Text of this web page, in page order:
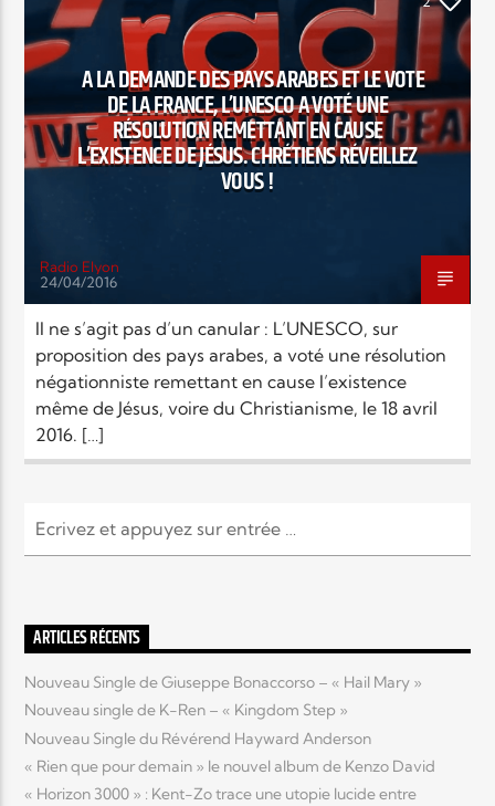
TITRE
ARTISTE
Elyon Rhema
Elyon Hits
Elyon Live
Elyon Kids
SOCIÉTÉ
A LA DEMANDE DES PAYS ARABES ET LE VOTE
DE LA FRANCE, L’UNESCO A VOTÉ UNE
RÉSOLUTION REMETTANT EN CAUSE
L’EXISTENCE DE JÉSUS. CHRÉTIENS RÉVEILLEZ
VOUS !
Radio Elyon
24/04/2016
Il ne s’agit pas d’un canular : L’UNESCO, sur
proposition des pays arabes, a voté une résolution
négationniste remettant en cause l’existence
même de Jésus, voire du Christianisme, le 18 avril
2016. […]
ARTICLES RÉCENTS
Nouveau Single de Giuseppe Bonaccorso – « Hail Mary »
Nouveau single de K-Ren – « Kingdom Step »
Nouveau Single du Révérend Hayward Anderson
« Rien que pour demain » le nouvel album de Kenzo David
« Horizon 3000 » : Kent-Zo trace une utopie lucide entre